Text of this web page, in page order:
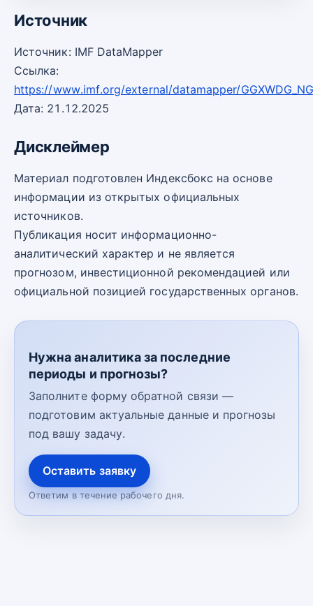
Источник
Источник: IMF DataMapper
Ссылка:
https://www.imf.org/external/datamapper/
Дата: 21.12.2025
Дисклеймер
Материал подготовлен Индексбокс на основе
информации из открытых официальных
источников.
Публикация носит информационно-
аналитический характер и не является
прогнозом, инвестиционной рекомендацией или
официальной позицией государственных органов.
Нужна аналитика за последние
периоды и прогнозы?
Заполните форму обратной связи —
подготовим актуальные данные и прогнозы
под вашу задачу.
Оставить заявку
Ответим в течение рабочего дня.